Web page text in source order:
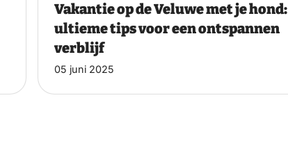
Vakantie op de Veluwe met je hond:
ultieme tips voor een ontspannen
verblijf
05 juni 2025